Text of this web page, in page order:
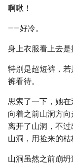
啊啾！
——好冷。
身上衣服看上去是
特别是超短裤，
裤看待。
思索了一下，她
向着之前山洞方
离开了山洞，不
山洞，用捡来的枯
山洞虽然之前崩